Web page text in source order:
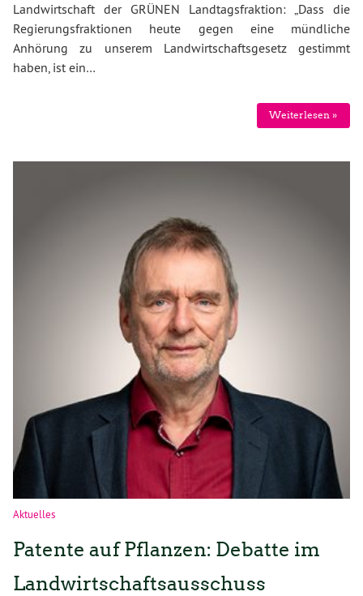
Landwirtschaft der GRÜNEN Landtagsfraktion: „Dass die
Regierungsfraktionen heute gegen eine mündliche
Anhörung zu unserem Landwirtschaftsgesetz gestimmt
haben, ist ein…
Weiterlesen »
Aktuelles
Patente auf Pflanzen: Debatte im
Landwirtschaftsausschuss